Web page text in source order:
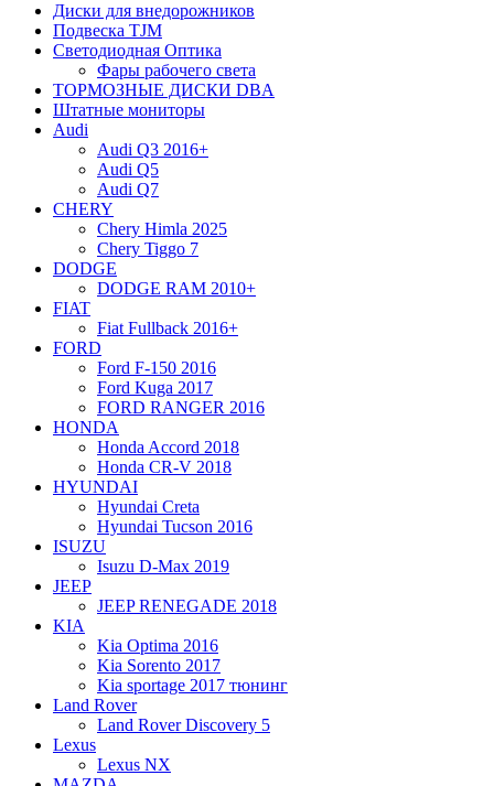
Диски для внедорожников
Подвеска TJM
Светодиодная Оптика
Фары рабочего света
ТОРМОЗНЫЕ ДИСКИ DBA
Штатные мониторы
Audi
Audi Q3 2016+
Audi Q5
Audi Q7
CHERY
Chery Himla 2025
Chery Tiggo 7
DODGE
DODGE RAM 2010+
FIAT
Fiat Fullback 2016+
FORD
Ford F-150 2016
Ford Kuga 2017
FORD RANGER 2016
HONDA
Honda Accord 2018
Honda CR-V 2018
HYUNDAI
Hyundai Creta
Hyundai Tucson 2016
ISUZU
Isuzu D-Max 2019
JEEP
JEEP RENEGADE 2018
KIA
Kia Optima 2016
Kia Sorento 2017
Kia sportage 2017 тюнинг
Land Rover
Land Rover Discovery 5
Lexus
Lexus NX